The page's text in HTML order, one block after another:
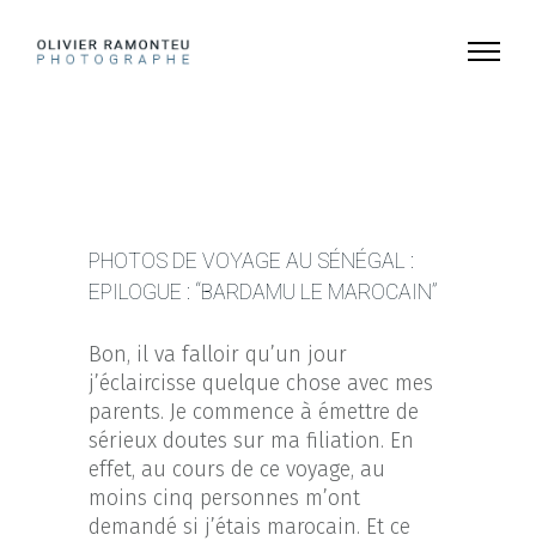
PHOTOS DE VOYAGE AU SÉNÉGAL :
EPILOGUE : “BARDAMU LE MAROCAIN”
Bon, il va falloir qu’un jour
j’éclaircisse quelque chose avec mes
parents. Je commence à émettre de
sérieux doutes sur ma filiation. En
effet, au cours de ce voyage, au
moins cinq personnes m’ont
demandé si j’étais marocain. Et ce